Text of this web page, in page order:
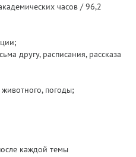
часов / 96,2
другу, расписания, рассказа
погоды;
каждой темы